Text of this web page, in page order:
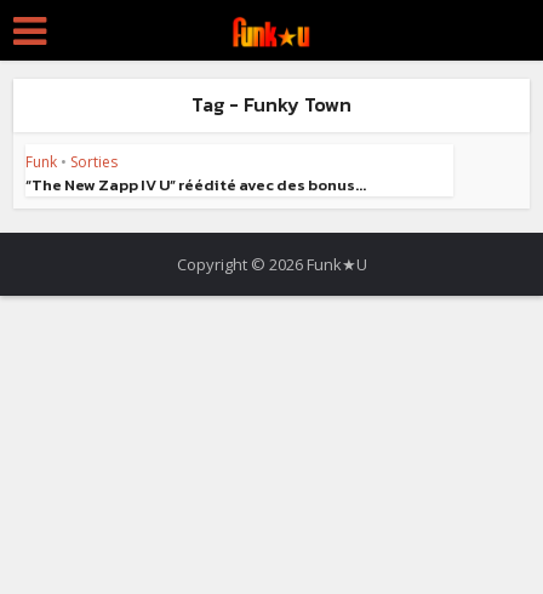
Tag - Funky Town
Funk • Sorties
“The New Zapp IV U” réédité avec des bonus...
Copyright © 2026 Funk★U